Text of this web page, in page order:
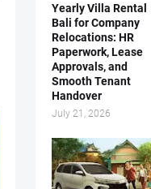
Yearly Villa Rental
Bali for Company
Relocations: HR
Paperwork, Lease
Approvals, and
Smooth Tenant
Handover
July 21, 2026